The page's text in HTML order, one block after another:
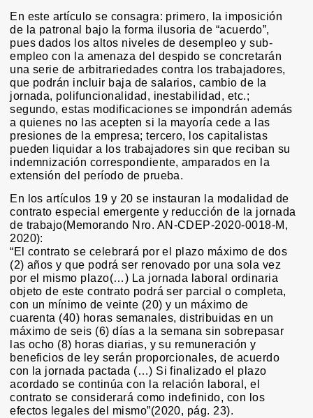
En este artículo se consagra: primero, la imposición
de la patronal bajo la forma ilusoria de “acuerdo”,
pues dados los altos niveles de desempleo y sub-
empleo con la amenaza del despido se concretarán
una serie de arbitrariedades contra los trabajadores,
que podrán incluir baja de salarios, cambio de la
jornada, polifuncionalidad, inestabilidad, etc.;
segundo, estas modificaciones se impondrán además
a quienes no las acepten si la mayoría cede a las
presiones de la empresa; tercero, los capitalistas
pueden liquidar a los trabajadores sin que reciban su
indemnización correspondiente, amparados en la
extensión del período de prueba.
En los artículos 19 y 20 se instauran la modalidad de
contrato especial emergente y reducción de la jornada
de trabajo(Memorando Nro. AN-CDEP-2020-0018-M,
2020):
“El contrato se celebrará por el plazo máximo de dos
(2) años y que podrá ser renovado por una sola vez
por el mismo plazo(…) La jornada laboral ordinaria
objeto de este contrato podrá ser parcial o completa,
con un mínimo de veinte (20) y un máximo de
cuarenta (40) horas semanales, distribuidas en un
máximo de seis (6) días a la semana sin sobrepasar
las ocho (8) horas diarias, y su remuneración y
beneficios de ley serán proporcionales, de acuerdo
con la jornada pactada (…) Si finalizado el plazo
acordado se continúa con la relación laboral, el
contrato se considerará como indefinido, con los
efectos legales del mismo”(2020, pág. 23).